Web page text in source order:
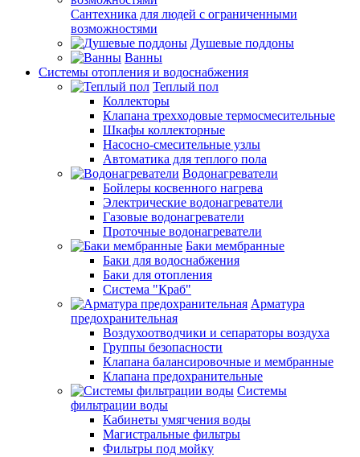
Сантехника для людей с ограниченными
возможностями
Душевые поддоны
Ванны
Системы отопления и водоснабжения
Теплый пол
Коллекторы
Клапана трехходовые термосмесительные
Шкафы коллекторные
Насосно-смесительные узлы
Автоматика для теплого пола
Водонагреватели
Бойлеры косвенного нагрева
Электрические водонагреватели
Газовые водонагреватели
Проточные водонагреватели
Баки мембранные
Баки для водоснабжения
Баки для отопления
Система "Краб"
Арматура
предохранительная
Воздухоотводчики и сепараторы воздуха
Группы безопасности
Клапана балансировочные и мембранные
Клапана предохранительные
Системы
фильтрации воды
Кабинеты умягчения воды
Магистральные фильтры
Фильтры под мойку